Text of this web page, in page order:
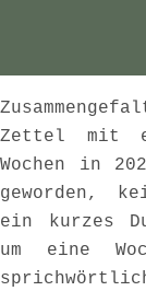
Zettel mit
Wochen in
geworden,
ein kurzes
um eine